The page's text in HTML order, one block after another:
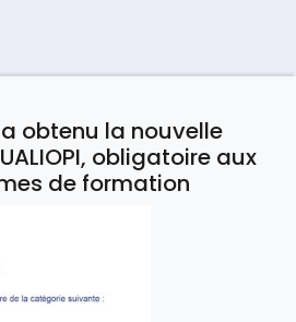
a obtenu la nouvelle
obligatoire aux
de formation